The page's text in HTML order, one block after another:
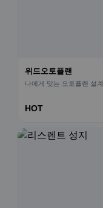
위드오토플랜
나에게 맞는 오토플랜 설계
HOT